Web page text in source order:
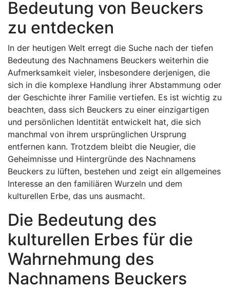
Bedeutung von Beuckers
zu entdecken
In der heutigen Welt erregt die Suche nach der tiefen
Bedeutung des Nachnamens Beuckers weiterhin die
Aufmerksamkeit vieler, insbesondere derjenigen, die
sich in die komplexe Handlung ihrer Abstammung oder
der Geschichte ihrer Familie vertiefen. Es ist wichtig zu
beachten, dass sich Beuckers zu einer einzigartigen
und persönlichen Identität entwickelt hat, die sich
manchmal von ihrem ursprünglichen Ursprung
entfernen kann. Trotzdem bleibt die Neugier, die
Geheimnisse und Hintergründe des Nachnamens
Beuckers zu lüften, bestehen und zeigt ein allgemeines
Interesse an den familiären Wurzeln und dem
kulturellen Erbe, das uns ausmacht.
Die Bedeutung des
kulturellen Erbes für die
Wahrnehmung des
Nachnamens Beuckers